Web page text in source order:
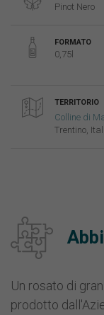
Pinot Nero
FORMATO
0,75l
TERRITORIO
Colline di
Trentino,
Un rosato di
prodotto